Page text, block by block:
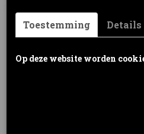
colors)
€ 34,95 (inclusief btw 21%)
Toestemming Details
Op deze website worden